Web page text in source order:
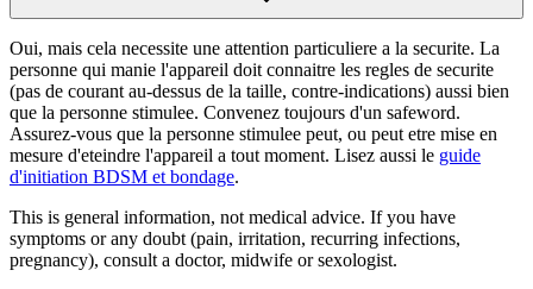
Oui, mais cela necessite une attention particuliere a la securite. La
personne qui manie l'appareil doit connaitre les regles de securite
(pas de courant au-dessus de la taille, contre-indications) aussi bien
que la personne stimulee. Convenez toujours d'un safeword.
Assurez-vous que la personne stimulee peut, ou peut etre mise en
mesure d'eteindre l'appareil a tout moment. Lisez aussi le guide
d'initiation BDSM et bondage.
This is general information, not medical advice. If you have
symptoms or any doubt (pain, irritation, recurring infections,
pregnancy), consult a doctor, midwife or sexologist.